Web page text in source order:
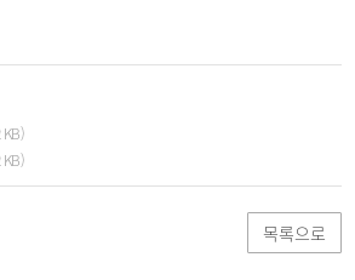
KB)
KB)
목록으로